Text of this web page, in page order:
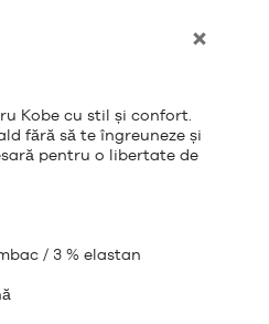
Kobe cu stil și confort.
fără să te îngreuneze și
pentru o libertate de
/ 3 % elastan